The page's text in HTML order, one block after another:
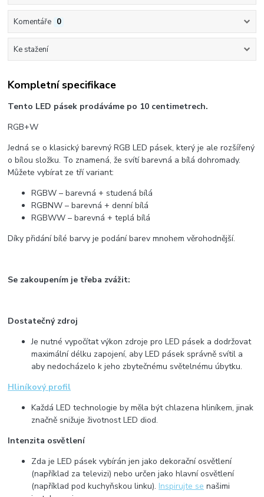
Komentáře 0
Ke stažení
Kompletní specifikace
Tento LED pásek prodáváme po 10 centimetrech.
RGB+W
Jedná se o klasický barevný RGB LED pásek, který je ale rozšířený
o bílou složku. To znamená, že svítí barevná a bílá dohromady.
Můžete vybírat ze tří variant:
RGBW – barevná + studená bílá
RGBNW – barevná + denní bílá
RGBWW – barevná + teplá bílá
Díky přidání bílé barvy je podání barev mnohem věrohodnější.
Se zakoupením je třeba zvážit:
Dostatečný zdroj
Je nutné vypočítat výkon zdroje pro LED pásek a dodržovat
maximální délku zapojení, aby LED pásek správně svítil a
aby nedocházelo k jeho zbytečnému světelnému úbytku.
Hliníkový profil
Každá LED technologie by měla být chlazena hliníkem, jinak
značně snižuje životnost LED diod.
Intenzita osvětlení
Zda je LED pásek vybírán jen jako dekorační osvětlení
(například za televizi) nebo určen jako hlavní osvětlení
(například pod kuchyňskou linku). Inspirujte se našimi